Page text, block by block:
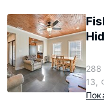
288
13,